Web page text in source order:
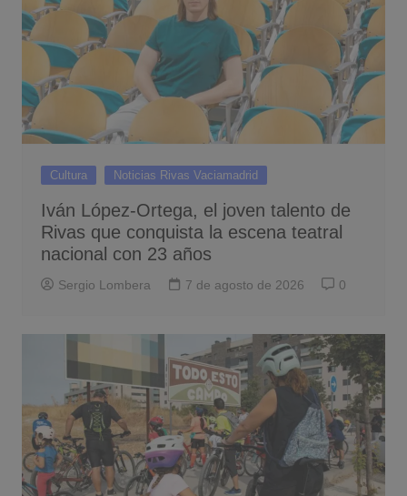
Cultura Noticias Rivas Vaciamadrid
Iván López-Ortega, el joven talento de
Rivas que conquista la escena teatral
nacional con 23 años
Sergio Lombera 7 de agosto de 2026 0